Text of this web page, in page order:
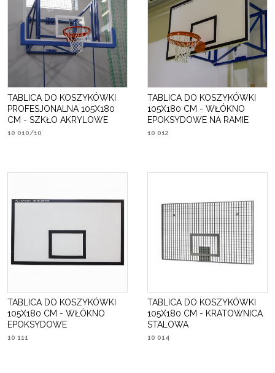
TABLICA DO KOSZYKÓWKI
PROFESJONALNA 105X180
CM - SZKŁO AKRYLOWE
10 010/10
TABLICA DO KOSZYKÓWKI
105X180 CM - WŁÓKNO
EPOKSYDOWE NA RAMIE
10 012
TABLICA DO KOSZYKÓWKI
105X180 CM - WŁÓKNO
EPOKSYDOWE
10 111
TABLICA DO KOSZYKÓWKI
105X180 CM - KRATOWNICA
STALOWA
10 014